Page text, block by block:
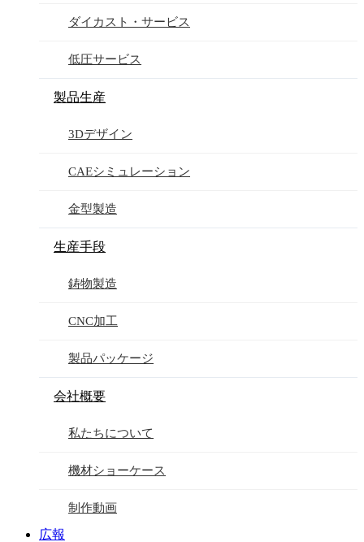
ダイカスト・サービス
低圧サービス
製品生産
3Dデザイン
CAEシミュレーション
金型製造
生産手段
鋳物製造
CNC加工
製品パッケージ
会社概要
私たちについて
機材ショーケース
制作動画
広報